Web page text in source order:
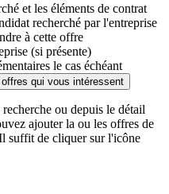
et les éléments de contrat
recherché par l'entreprise
à cette offre
(si présente)
le cas échéant
qui vous intéressent
ou depuis le détail
ajouter la ou les offres de
suffit de cliquer sur l'icône